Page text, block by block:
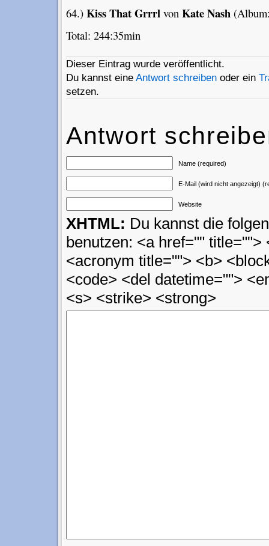
64.) Kiss That Grrrl von Kate Nash
Total: 244:35min
Dieser Eintrag wurde veröffentlicht.
Du kannst eine Antwort schreibenoder ein
setzen.
Antwort
Name (required)
E-Mail (wird nicht angezeigt)
Website
XHTML: Du kannst die
benutzen: <a href="" title="">
<acronym title=""> <b>
<code> <del datetime="">
<s> <strike> <strong>